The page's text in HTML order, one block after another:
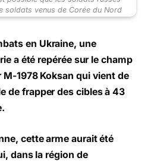
soldats venus de Corée du Nord
en Ukraine, une
a été repérée sur le champ
1978 Koksan qui vient de
de frapper des cibles à 43
cette arme aurait été
dans la région de